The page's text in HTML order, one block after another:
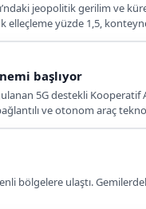
jeopolitik gerilim ve
yüzde 1,5,
başlıyor
5G destekli Kooperatif
ve otonom araç
bölgelere ulaştı.